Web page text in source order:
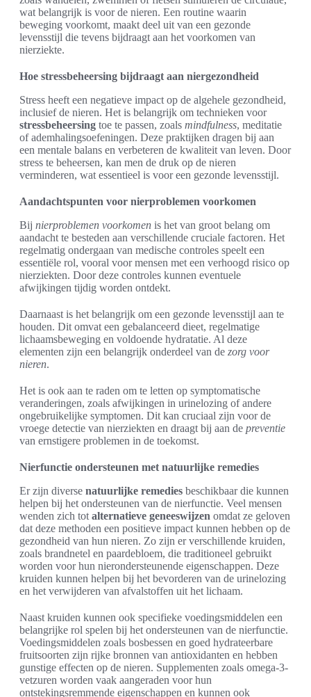
wat belangrijk is voor de nieren. Een routine waarin
beweging voorkomt, maakt deel uit van een gezonde
levensstijl die tevens bijdraagt aan het voorkomen van
nierziekte.
Hoe stressbeheersing bijdraagt aan niergezondheid
Stress heeft een negatieve impact op de algehele gezondheid,
inclusief de nieren. Het is belangrijk om technieken voor
stressbeheersing toe te passen, zoals mindfulness, meditatie
of ademhalingsoefeningen. Deze praktijken dragen bij aan
een mentale balans en verbeteren de kwaliteit van leven. Door
stress te beheersen, kan men de druk op de nieren
verminderen, wat essentieel is voor een gezonde levensstijl.
Aandachtspunten voor nierproblemen voorkomen
Bij nierproblemen voorkomen is het van groot belang om
aandacht te besteden aan verschillende cruciale factoren. Het
regelmatig ondergaan van medische controles speelt een
essentiële rol, vooral voor mensen met een verhoogd risico op
nierziekten. Door deze controles kunnen eventuele
afwijkingen tijdig worden ontdekt.
Daarnaast is het belangrijk om een gezonde levensstijl aan te
houden. Dit omvat een gebalanceerd dieet, regelmatige
lichaamsbeweging en voldoende hydratatie. Al deze
elementen zijn een belangrijk onderdeel van de zorg voor
nieren.
Het is ook aan te raden om te letten op symptomatische
veranderingen, zoals afwijkingen in urinelozing of andere
ongebruikelijke symptomen. Dit kan cruciaal zijn voor de
vroege detectie van nierziekten en draagt bij aan de preventie
van ernstigere problemen in de toekomst.
Nierfunctie ondersteunen met natuurlijke remedies
Er zijn diverse natuurlijke remedies beschikbaar die kunnen
helpen bij het ondersteunen van de nierfunctie. Veel mensen
wenden zich tot alternatieve geneeswijzen omdat ze geloven
dat deze methoden een positieve impact kunnen hebben op de
gezondheid van hun nieren. Zo zijn er verschillende kruiden,
zoals brandnetel en paardebloem, die traditioneel gebruikt
worden voor hun nierondersteunende eigenschappen. Deze
kruiden kunnen helpen bij het bevorderen van de urinelozing
en het verwijderen van afvalstoffen uit het lichaam.
Naast kruiden kunnen ook specifieke voedingsmiddelen een
belangrijke rol spelen bij het ondersteunen van de nierfunctie.
Voedingsmiddelen zoals bosbessen en goed hydrateerbare
fruitsoorten zijn rijke bronnen van antioxidanten en hebben
gunstige effecten op de nieren. Supplementen zoals omega-3-
vetzuren worden vaak aangeraden voor hun
ontstekingsremmende eigenschappen en kunnen ook